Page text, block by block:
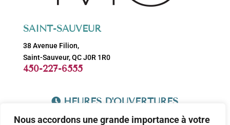
Nous accordons une grande importance à votre
SAINT-SAUVEUR
38 Avenue Filion,
Saint-Sauveur, QC J0R 1R0
450-227-6555
HEURES D'OUVERTURES
Lundi: 9h-17h